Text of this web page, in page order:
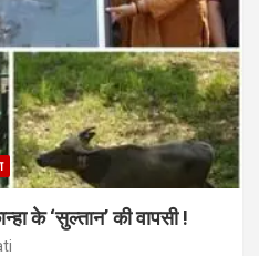
के ‘सुल्तान’ की वापसी !